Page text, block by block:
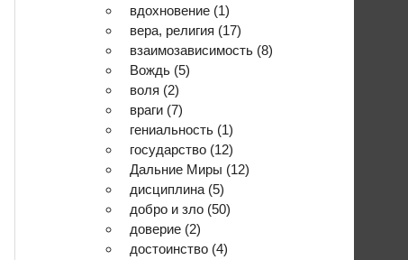
вдохновение (1)
вера, религия (17)
взаимозависимость (8)
Вождь (5)
воля (2)
враги (7)
гениальность (1)
государство (12)
Дальние Миры (12)
дисциплина (5)
добро и зло (50)
доверие (2)
достоинство (4)